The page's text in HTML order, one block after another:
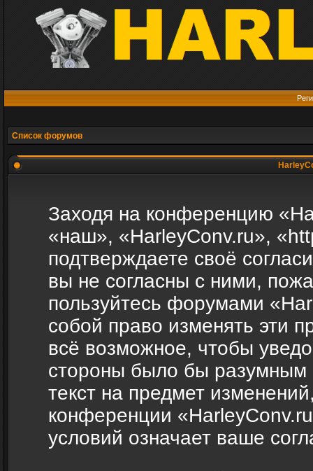
Список форумов
Заходя на конференцию
«наш», «HarleyConv.ru»,
подтверждаете своё
вы не согласны с ними,
пользуйтесь форумами
собой право изменять эти
всё возможное, чтобы
стороны было бы разумным
текст на предмет
конференции
условий означает ваше